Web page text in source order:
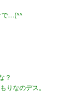
…(^^ゞ
？
りなのデス。